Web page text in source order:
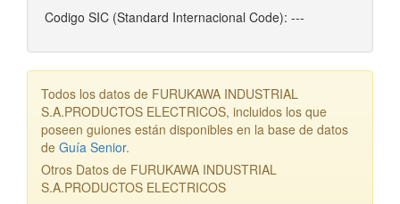
Codigo SIC (Standard Internacional Code): ---
Todos los datos de FURUKAWA INDUSTRIAL
S.A.PRODUCTOS ELECTRICOS, incluidos los que
poseen guiones están disponibles en la base de datos
de Guía Senior.
Otros Datos de FURUKAWA INDUSTRIAL
S.A.PRODUCTOS ELECTRICOS